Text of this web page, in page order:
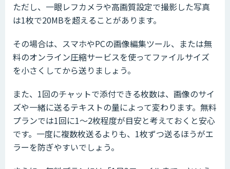
ただし、一眼レフカメラや高画質設定で撮影した写真
は1枚で20MBを超えることがあります。
その場合は、スマホやPCの画像編集ツール、または無
料のオンライン圧縮サービスを使ってファイルサイズ
を小さくしてから送りましょう。
また、1回のチャットで添付できる枚数は、画像のサイ
ズや一緒に送るテキストの量によって変わります。無料
プランでは1回に1〜2枚程度が目安と考えておくと安心
です。一度に複数枚送るよりも、1枚ずつ送るほうがエ
ラーを防ぎやすいでしょう。